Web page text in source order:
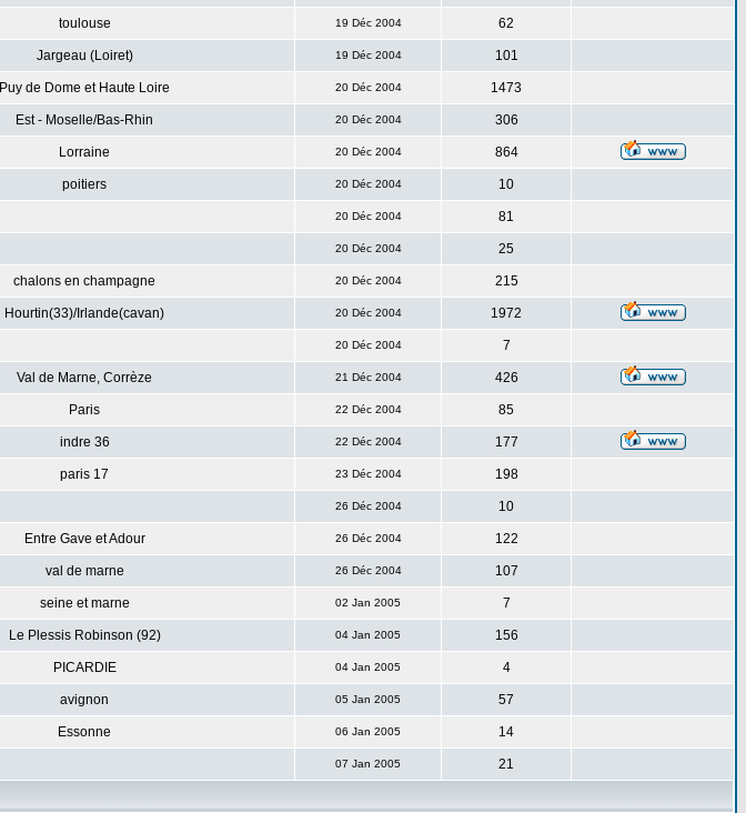
toulouse 19 Déc 2004 62
Jargeau (Loiret) 19 Déc 2004 101
Puy de Dome et Haute Loire 20 Déc 2004 1473
Est - Moselle/Bas-Rhin 20 Déc 2004 306
Lorraine 20 Déc 2004 864
poitiers 20 Déc 2004 10
20 Déc 2004 81
20 Déc 2004 25
chalons en champagne 20 Déc 2004 215
Hourtin(33)/Irlande(cavan) 20 Déc 2004 1972
20 Déc 2004 7
Val de Marne, Corrèze 21 Déc 2004 426
Paris 22 Déc 2004 85
indre 36 22 Déc 2004 177
paris 17 23 Déc 2004 198
26 Déc 2004 10
Entre Gave et Adour 26 Déc 2004 122
val de marne 26 Déc 2004 107
seine et marne 02 Jan 2005 7
Le Plessis Robinson (92) 04 Jan 2005 156
PICARDIE 04 Jan 2005 4
avignon 05 Jan 2005 57
Essonne 06 Jan 2005 14
07 Jan 2005 21